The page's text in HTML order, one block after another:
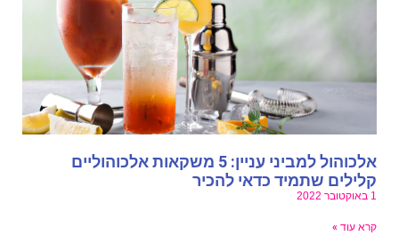
אלכוהול למביני עניין: 5 משקאות אלכוהוליים
שתמיד כדאי להכיר
עוד »